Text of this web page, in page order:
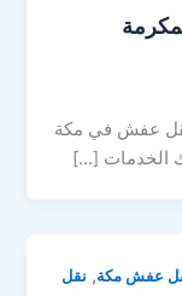
عفش في مكة
الخدمات […]
عفش مكة, نقل